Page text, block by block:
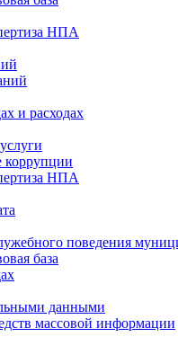
НПА
и расходах
коррупции
НПА
поведения
база
данными
массовой информации